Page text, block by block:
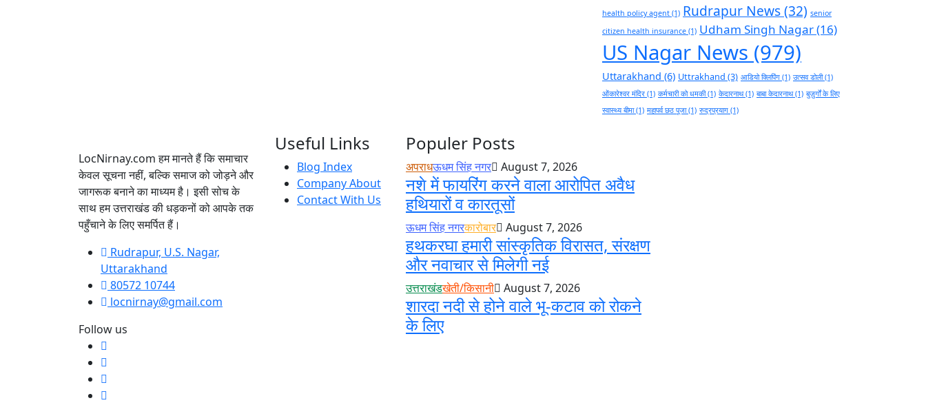
health policy agent (1) Rudrapur News(32) senior
citizen health insurance (1) Udham Singh Nagar(16)
US Nagar News (979)
Uttarakhand (6) Uttrakhand (3) आडियो क्लिपिंग (1) उत्सव डोली(1)
ओंकारेश्वर मंदिर (1) कर्मचारी को धमकी(1) केदारनाथ(1) बाबा केदारनाथ(1) बुज़ुर्गों के लिए
स्वास्थ्य बीमा(1) महापर्व छठ पूजा(1) रुद्रप्रयाग (1)
LocNirnay.com हम मानते हैं कि समाचार
केवल सूचना नहीं, बल्कि समाज को जोड़ने और
जागरूक बनाने का माध्यम है। इसी सोच के
साथ हम उत्तराखंड की धड़कनों को आपके तक
पहुँचाने के लिए समर्पित हैं।
Rudrapur, U.S. Nagar,
Uttarakhand
80572 10744
locnirnay@gmail.com
Follow us
Useful Links
Blog Index
Company About
Contact With Us
Populer Posts
अपराधऊधम सिंह नगर August 7, 2026
नशे में फायरिंग करने वाला आरोपित अवैध
हथियारों व कारतूसों
ऊधम सिंह नगरकारोबार August 7, 2026
हथकरघा हमारी सांस्कृतिक विरासत, संरक्षण
और नवाचार से मिलेगी नई
उत्तराखंडखेती/किसानी August 7, 2026
शारदा नदी से होने वाले भू-कटाव को रोकने
के लिए